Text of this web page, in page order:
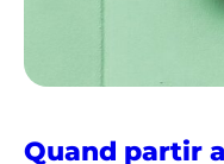
Quand partir